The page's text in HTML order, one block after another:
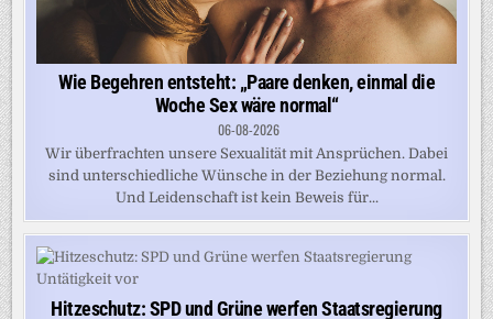
Wie Begehren entsteht: „Paare denken, einmal die
Woche Sex wäre normal“
06-08-2026
Wir überfrachten unsere Sexualität mit Ansprüchen. Dabei
sind unterschiedliche Wünsche in der Beziehung normal.
Und Leidenschaft ist kein Beweis für...
Hitzeschutz: SPD und Grüne werfen Staatsregierung